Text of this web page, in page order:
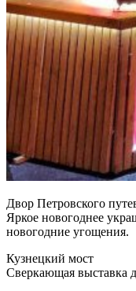
Двор Петровского
Яркое новогоднее
новогодние угощения.
Кузнецкий мост
Сверкающая выставка